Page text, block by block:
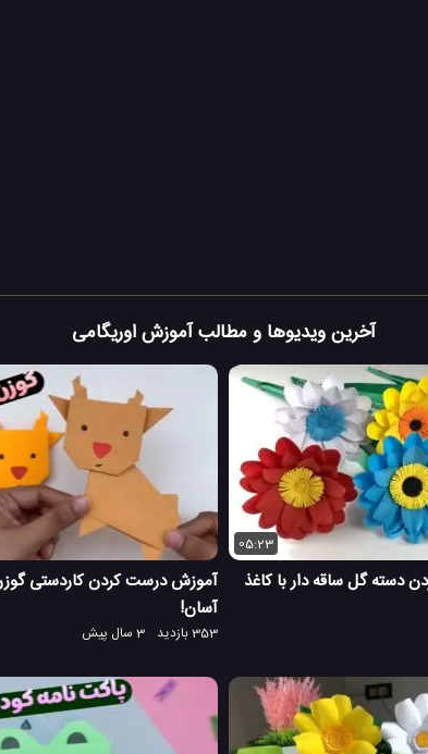
آخرین ویدیوها و مطالب آموزش اوریگامی
05:23
گل ساقه دار با کاغذ
آموزش درست کردن کاردستی
آسان!
353 بازدید 3 سال پیش